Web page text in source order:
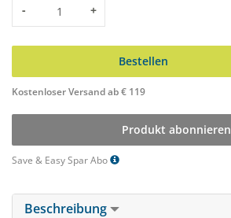
Menge
- +
Bestellen
Kostenloser Versand ab € 119
Produkt abonnieren
Save & Easy Spar Abo
Beschreibung